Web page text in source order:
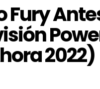
Fury
2022)